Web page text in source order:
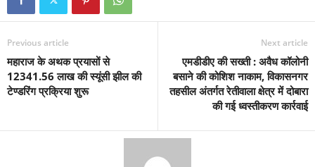
Previous article
महाराज के अथक प्रयासों से
12341.56 लाख की स्यूंसी झील की
टेण्डरिंग प्रक्रिया शुरू
Next article
एमडीडीए की सख्ती : अवैध कॉलोनी
बसाने की कोशिश नाकाम, विकासनगर
तहसील अंतर्गत रेतीवाला क्षेत्र में दोबारा
की गई ध्वस्तीकरण कार्रवाई